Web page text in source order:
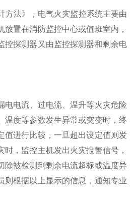
法》，电气火灾监控系统主要由
置在消防监控中心或值班室内，
控探测器又由监控探测器和剩余电
电流、过电流、温升等火灾危险
温度等参数发生异常或突变时，终
值进行比较，一旦超出设定值则发
，监控主机发出火灾报警信号，
除被检测到剩余电流超标或温度异
则根据以上显示的信息，通知专业